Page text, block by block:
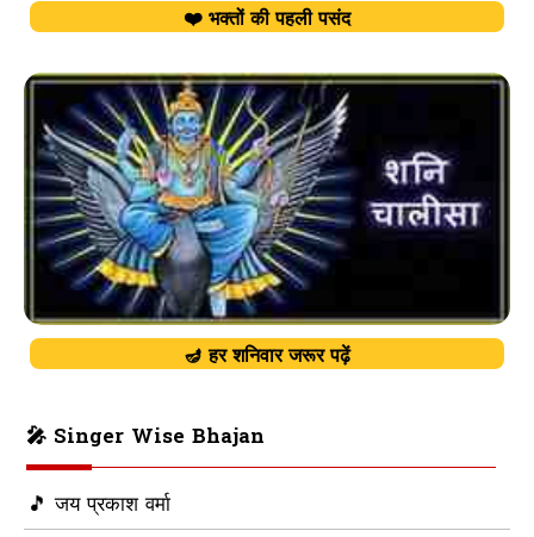
❤️ भक्तों की पहली पसंद
🪔 हर शनिवार जरूर पढ़ें
🎤 Singer Wise Bhajan
🎵 जय प्रकाश वर्मा